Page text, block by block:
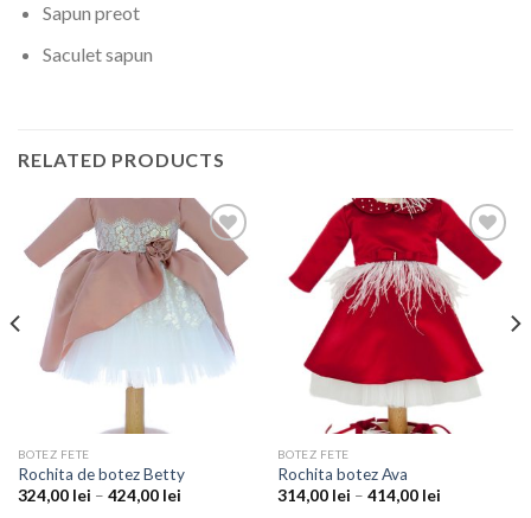
Sapun preot
Saculet sapun
RELATED PRODUCTS
Add to
wishlist
BOTEZ FETE
Rochita de botez Betty
324,00 lei – 424,00 lei
Add to
wishlist
BOTEZ FETE
Rochita botez Ava
314,00 lei – 414,00 lei